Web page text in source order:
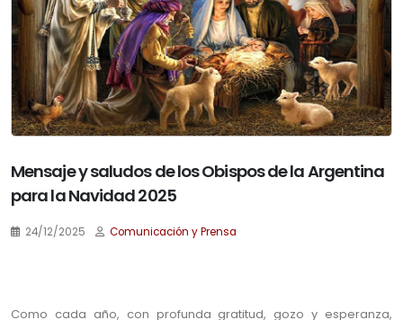
Mensaje y saludos de los Obispos de la Argentina
para la Navidad 2025
24/12/2025 Comunicación y Prensa
Como cada año, con profunda gratitud, gozo y esperanza,